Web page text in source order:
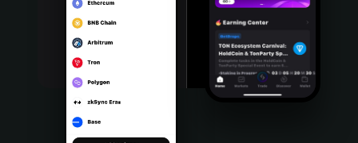
Português (Portugal)
Bahasa Indonesia
Português (Brasil)